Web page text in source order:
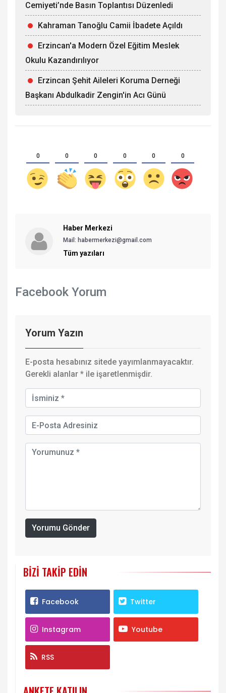
Cemiyeti’nde Basın Toplantısı Düzenledi
Kahraman Tanoğlu Camii İbadete Açıldı
Erzincan'a Modern Özel Eğitim Meslek
Okulu Kazandırılıyor
Erzincan Şehit Aileleri Koruma Derneği
Başkanı Abdulkadir Zengin'in Acı Günü
0 0 0 0 0 0
Haber Merkezi
Mail: habermerkezi@gmail.com
Tüm yazıları
Facebook Yorum
Yorum Yazın
E-posta hesabınız sitede yayımlanmayacaktır.
Gerekli alanlar * ile işaretlenmişdir.
Yorumu Gönder
BIZI TAKIP EDIN
Facebook Twitter
Instagram Youtube
RSS